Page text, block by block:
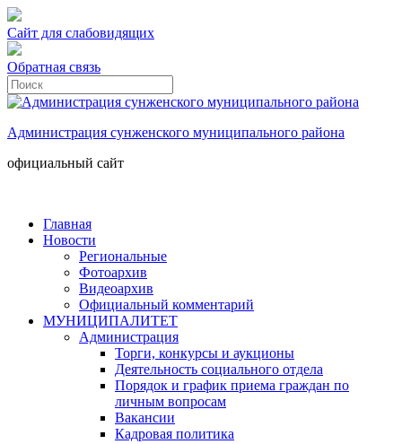
Сайт для слабовидящих
Обратная связь
Администрация сунженского муниципального района
официальный сайт
Главная
Новости
Региональные
Фотоархив
Видеоархив
Официальный комментарий
МУНИЦИПАЛИТЕТ
Администрация
Торги, конкурсы и аукционы
Деятельность социального отдела
Порядок и график приема граждан по
личным вопросам
Вакансии
Кадровая политика